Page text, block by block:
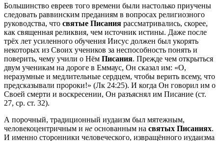
Большинство евреев того времени были настолько приучены
следовать раввинским преданиям в вопросах религиозного
руководства, что святые Писания рассматривались, скорее,
как священная реликвия, чем источник истины. Даже после
трёх лет усиленного обучения Иисус должен был укорять
некоторых из Своих учеников за неспособность понять и
поверить, чему учили о Нём Писания. Прежде чем открыться
двум ученикам на дороге в Еммаус, Он сказал им: «О,
неразумные и медлительные сердцем, чтобы верить всему, что
предсказывали пророки!» (Лк 24:25). И когда Он говорил им о
Своей смерти и воскресении, Он разъяснял им Писание (ст.
27, ср. ст. 32).
А порочный, традиционный иудаизм был мятежным,
человекоцентричным и не основанным на святых Писаниях.
И именно сторонники человеческого, извращённого иудаизма